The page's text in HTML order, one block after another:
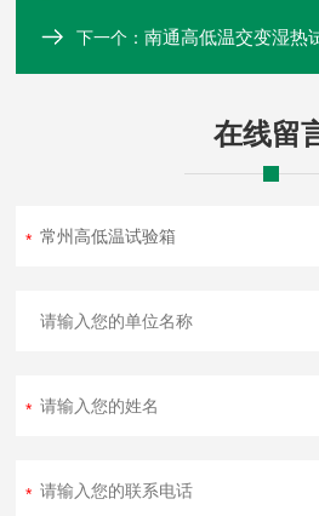
下一个：南通高低温交变湿热
在线留